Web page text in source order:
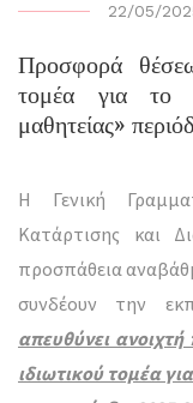
22/05/
Προσφορά
τομέα για το
μαθητείας»
Η Γενική
Κατάρτισης και
προσπάθεια
συνδέουν την
απευθύνει
ιδιωτικού τομέα